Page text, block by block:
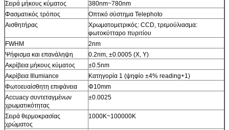
Σειρά μήκους κύματος
380nm~780nm
Φασματικός τρόπος
Οπτικό σύστημα Telephoto
Αισθητήρας
Χρωματομετρικός: CCD, τρεμούλιασμα:
φωτοκύτταρο πυριτίου
FWHM
2nm
Ψήφισμα και επανάληψη
0.2nm, ±0.0005 (Χ, Υ)
Ακρίβεια μήκους κύματος
±0.5nm
Ακρίβεια Illumiance
Κατηγορία 1 (ψηφίο ±4% reading+1)
Φωτοευαίσθητη επιφάνεια
Φ10mm
Accuacy συντεταγμένων
χρωματικότητας
±0.0025
Σειρά θερμοκρασίας
χρώματος
1000K~100000K